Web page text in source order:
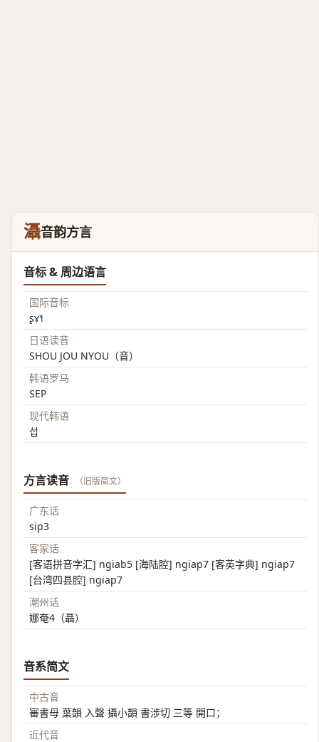
灄音韵方言
音标 & 周边语言
国际音标
ʂɤ˥˧
日语读音
SHOU JOU NYOU（音）
韩语罗马
SEP
现代韩语
섭
方言读音 （旧版简文）
广东话
sip3
客家话
[客语拼音字汇] ngiab5 [海陆腔] ngiap7 [客英字典] ngiap7
[台湾四县腔] ngiap7
潮州话
娜奄4（聶）
音系简文
中古音
審書母 葉韻 入聲 攝小韻 書涉切 三等 開口；
近代音